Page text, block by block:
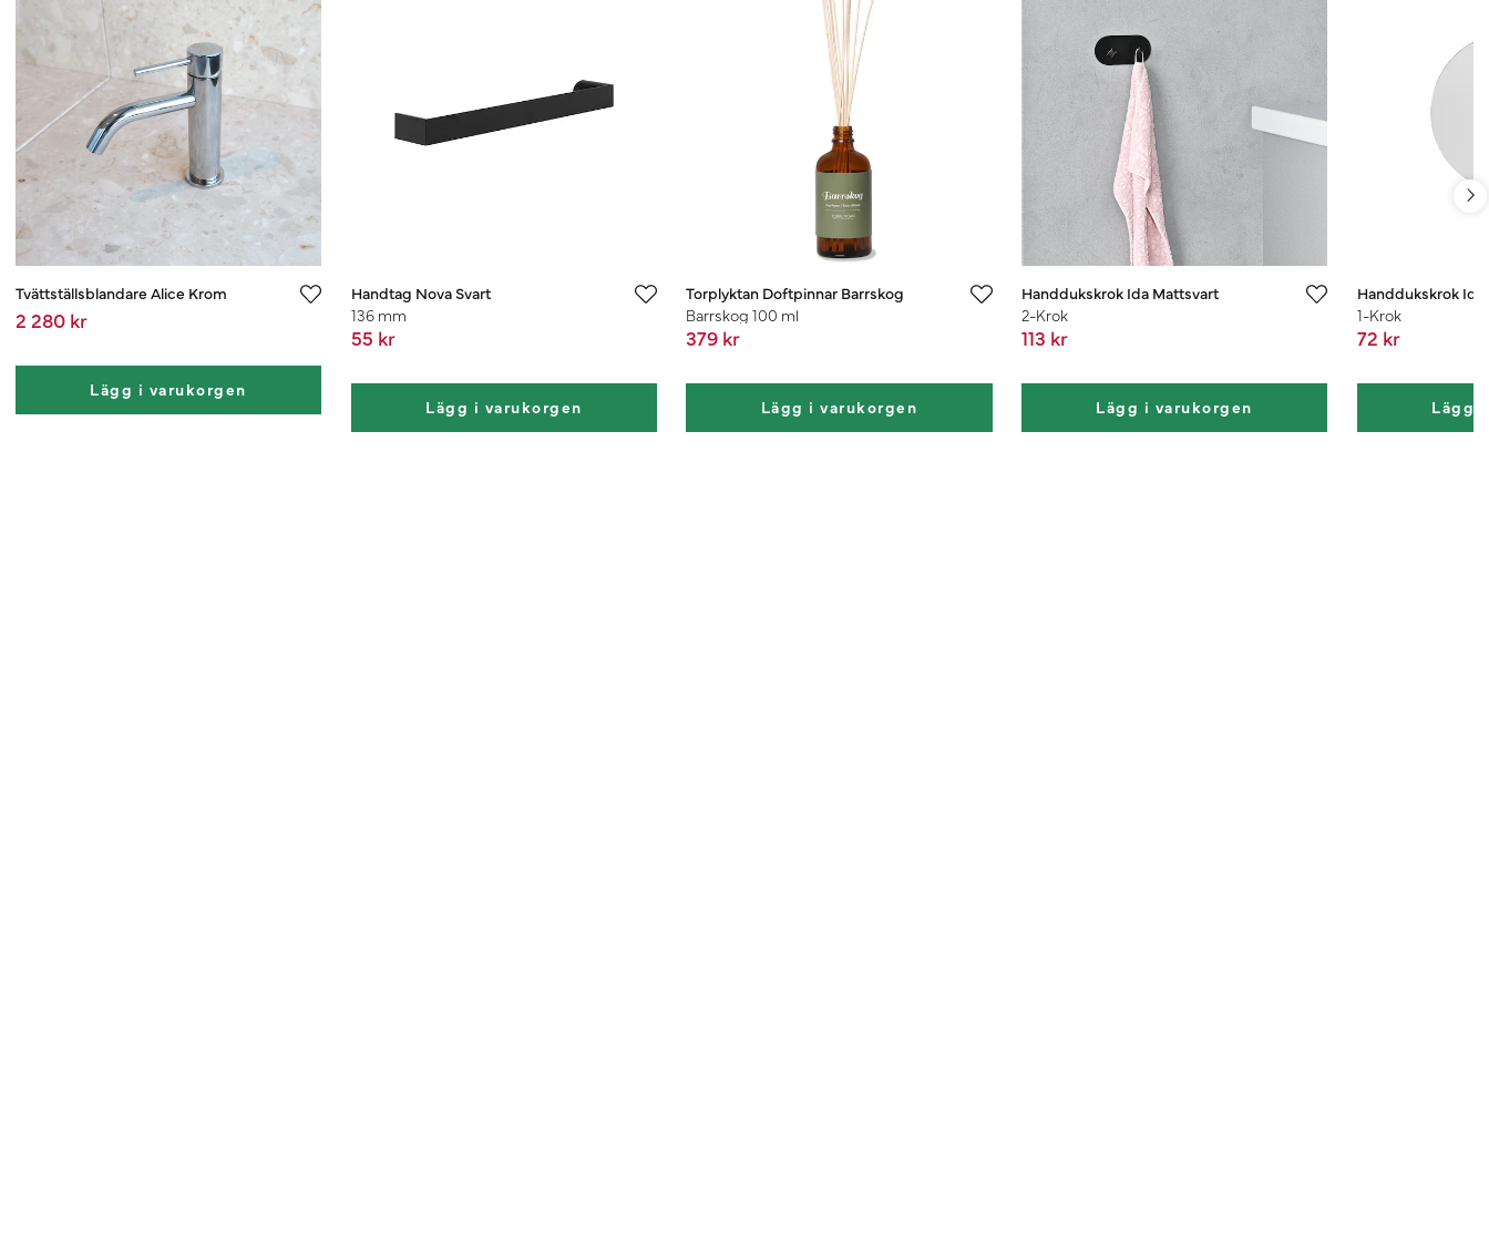
Tvättställsblandare Alice Krom
2 280 kr
Lägg i varukorgen
Handtag Nova Svart
136 mm
55 kr
Lägg i varukorgen
Torplyktan Doftpinnar Barrskog
Barrskog 100 ml
379 kr
Lägg i varukorgen
Handdukskrok Ida Mattsvart
2-Krok
113 kr
Lägg i varukorgen
Handdukskrok
1-Krok
72 kr
Lägg